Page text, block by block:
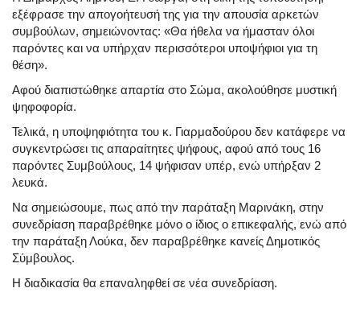
εξέφρασε την απογοήτευσή της για την απουσία αρκετών
συμβούλων, σημειώνοντας: «Θα ήθελα να ήμασταν όλοι
παρόντες και να υπήρχαν περισσότεροι υποψήφιοι για τη
θέση».
Αφού διαπιστώθηκε απαρτία στο Σώμα, ακολούθησε μυστική
ψηφοφορία.
Τελικά, η υποψηφιότητα του κ. Γιαρμαδούρου δεν κατάφερε να
συγκεντρώσει τις απαραίτητες ψήφους, αφού από τους 16
παρόντες Συμβούλους, 14 ψήφισαν υπέρ, ενώ υπήρξαν 2
λευκά.
Να σημειώσουμε, πως από την παράταξη Μαρινάκη, στην
συνεδρίαση παραβρέθηκε μόνο ο ίδιος ο επικεφαλής, ενώ από
την παράταξη Λούκα, δεν παραβρέθηκε κανείς Δημοτικός
Σύμβουλος.
Η διαδικασία θα επαναληφθεί σε νέα συνεδρίαση.